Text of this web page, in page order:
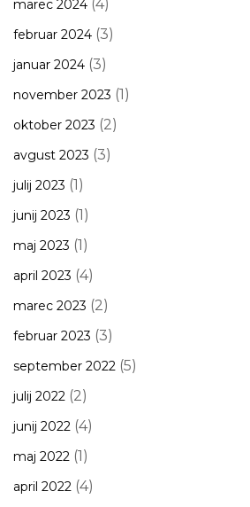
marec 2024 (4)
februar 2024 (3)
januar 2024 (3)
november 2023 (1)
oktober 2023 (2)
avgust 2023 (3)
julij 2023 (1)
junij 2023 (1)
maj 2023 (1)
april 2023 (4)
marec 2023 (2)
februar 2023 (3)
september 2022 (5)
julij 2022 (2)
junij 2022 (4)
maj 2022 (1)
april 2022 (4)